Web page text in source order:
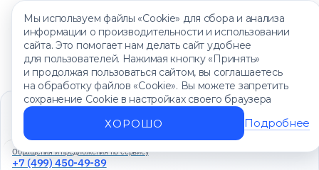
Мы используем файлы «Cookie» для сбора и анализа
информации о производительности и использовании
сайта. Это помогает нам делать сайт удобнее
для пользователей. Нажимая кнопку «Принять»
и продолжая пользоваться сайтом, вы соглашаетесь
на обработку файлов «Cookie». Вы можете запретить
сохранение Cookie в настройках своего браузера
ХОРОШО Подробнее
Единый контакт-центр
+7 (499) 450-88-89
Ежедневно с 8:00 до 20:00
Обращения и предложения по сервису
+7 (499) 450-49-89